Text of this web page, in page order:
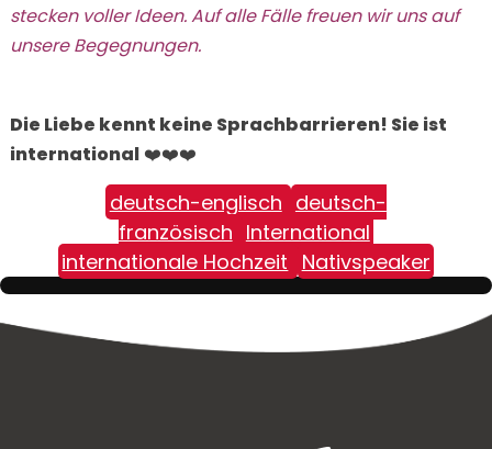
stecken voller Ideen. Auf alle Fälle freuen wir uns auf
unsere Begegnungen.
Die Liebe kennt keine Sprachbarrieren! Sie ist
international ❤️❤️❤️
deutsch-englisch deutsch-
französisch International
internationale Hochzeit Nativspeaker